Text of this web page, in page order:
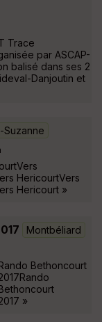
Trace
par ASCAP-
balisé dans ses 2
Danjoutin et
Suzanne
HericourtVers
Hericourt »
Montbéliard
Bethoncourt
»